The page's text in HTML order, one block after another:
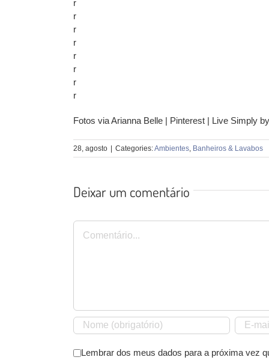
r
r
r
r
r
r
r
r
Fotos via Arianna Belle | Pinterest | Live Simply
28, agosto | Categories:Ambientes Banheiros & Lavabos
Deixar um comentário
Comentário
Lembrar dos meus dados para a próxima vez